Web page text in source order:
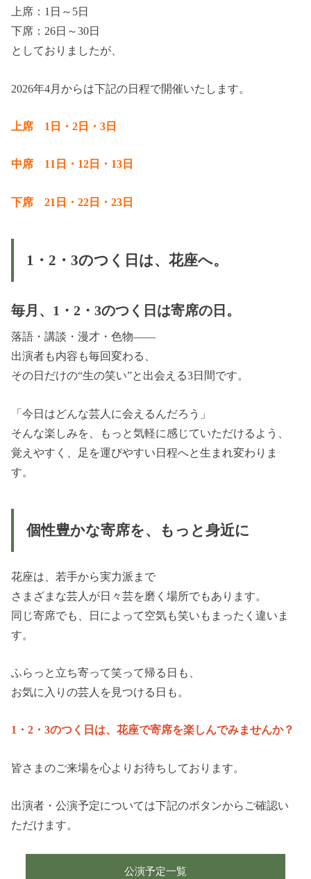
上席：1日～5日
下席：26日～30日
としておりましたが、
2026年4月からは下記の日程で開催いたします。
上席 1日・2日・3日
中席 11日・12日・13日
下席 21日・22日・23日
1・2・3のつく日は、花座へ。
毎月、 1・2・3のつく日は寄席の日。
落語・講談・漫才・色物――
出演者も内容も毎回変わる、
その日だけの“生の笑い”と出会える3日間です。
「今日はどんな芸人に会えるんだろう」
そんな楽しみを、もっと気軽に感じていただけるよう、
覚えやすく、足を運びやすい日程へと生まれ変わりま
す。
個性豊かな寄席を、もっと身近に
花座は、若手から実力派まで
さまざまな芸人が日々芸を磨く場所でもあります。
同じ寄席でも、日によって空気も笑いもまったく違いま
す。
ふらっと立ち寄って笑って帰る日も、
お気に入りの芸人を見つける日も。
1・2・3のつく日は、花座で寄席を楽しんでみませんか？
皆さまのご来場を心よりお待ちしております。
出演者・公演予定については下記のボタンからご確認い
ただけます。
公演予定一覧